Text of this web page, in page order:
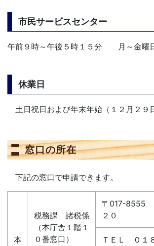
市民サービスセンター
午前９時～午後５時１５分 月～金曜
休業日
土日祝日および年末年始（１２月２９
窓口の所在
下記の窓口で申請できます。
本
税務課 諸税係
（本庁舎１階１
０番窓口）
〒017-8555
２０
ＴＥＬ ０１